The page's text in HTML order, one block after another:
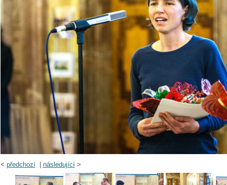
< předchozí| následující>